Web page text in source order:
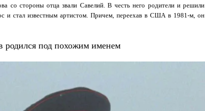
со стороны отца звали Савелий. В честь него родители и решили
и стал известным артистом. Причем, переехав в США в 1981-м, он
родился под похожим именем